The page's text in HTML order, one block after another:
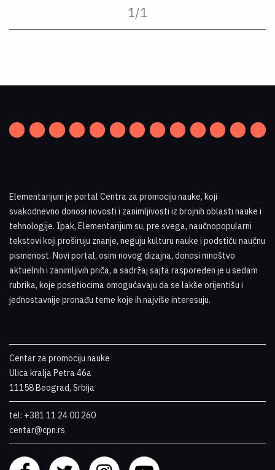
1/1
Elementarijum je portal Centra za promociju nauke, koji
svakodnevno donosi novosti i zanimljivosti iz brojnih oblasti nauke i
tehnologije. Ipak, Elementarijum su, pre svega, naučnopopularni
tekstovi koji proširuju znanje, neguju kulturu nauke i podstiču naučnu
pismenost. Novi portal, osim novog dizajna, donosi mnoštvo
aktuelnih i zanimljivih priča, a sadržaj sajta raspoređen je u sedam
rubrika, koje posetiocima omogućavaju da se lakše orijentišu i
jednostavnije pronađu teme koje ih najviše interesuju.
Centar za promociju nauke
Ulica kralja Petra 46a
11158 Beograd, Srbija
tel: +381 11 24 00 260
centar@cpn.rs